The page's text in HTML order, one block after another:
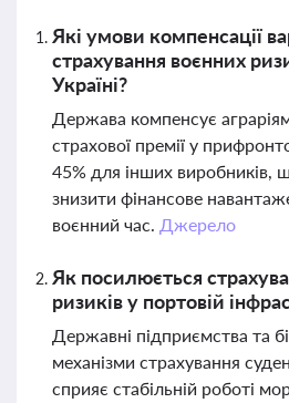
Які умови компенсації
страхування воєнних
Україні?
Держава компенсує
страхової премії у
45% для інших виробників,
знизити фінансове
воєнний час. Джерело
Як посилюється
ризиків у портовій
Державні підприємства та
механізми страхування
сприяє стабільній роботі